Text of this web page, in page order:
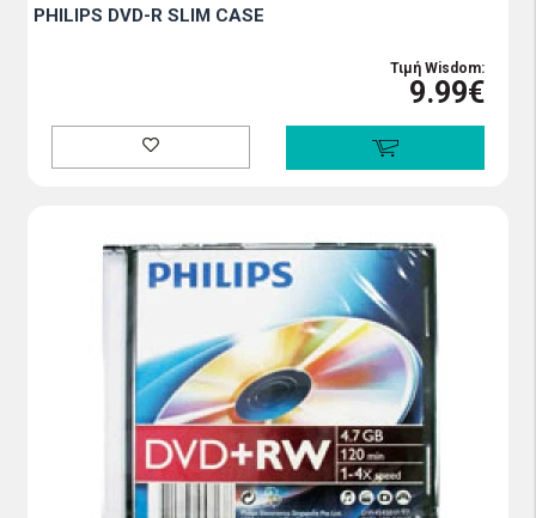
PHILIPS DVD-R SLIM CASE
Τιμή Wisdom:
9.99€